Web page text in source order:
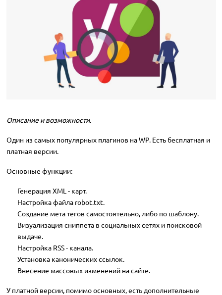
Описание и возможности.
Один из самых популярных плагинов на WP. Есть бесплатная и
платная версии.
Основные функции:
Генерация XML - карт.
Настройка файла robot.txt.
Создание мета тегов самостоятельно, либо по шаблону.
Визуализация сниппета в социальных сетях и поисковой
выдаче.
Настройка RSS - канала.
Установка канонических ссылок.
Внесение массовых изменений на сайте.
У платной версии, помимо основных, есть дополнительные